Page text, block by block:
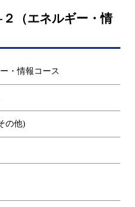
（エネルギー・情
・情報コース
の他)